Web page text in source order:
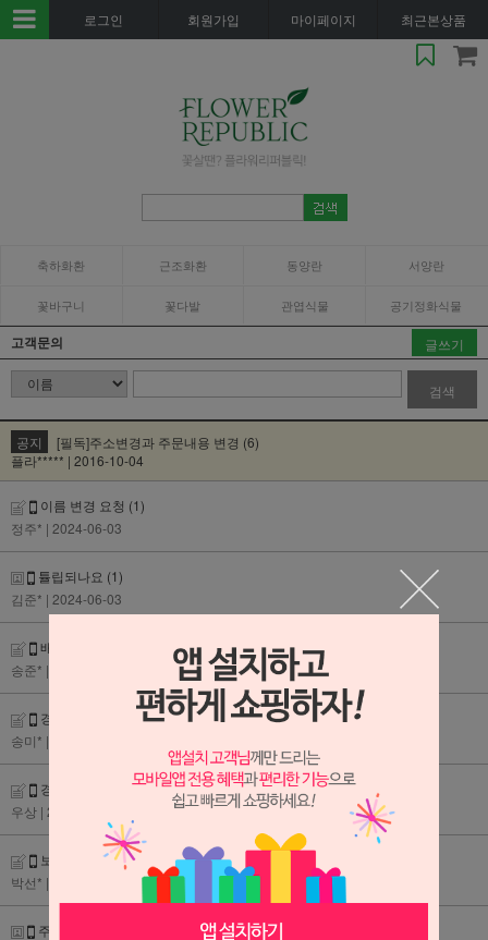
로그인 회원가입 마이페이지 최근본상품
축하화환 근조화환 동양란 서양란
꽃바구니 꽃다발 관엽식물 공기정화식물
고객문의 글쓰기
검색
공지
[필독]주소변경과 주문내용 변경 (6)
플라***** | 2016-10-04
이름 변경 요청 (1)
정주* | 2024-06-03
튤립되나요 (1)
김준* | 2024-06-03
배송시간 변경요
송준* | 2024-05-25
경조사어 실수
송미* | 2024-05-16
경조사어 실수
(1)
우상 | 2024-05-15
보내는분 메시지 변경
(1)
박선* | 2024-05-10
주문 취소 요청드렸습니다
(1)